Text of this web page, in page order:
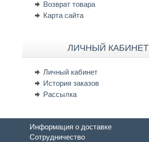
Возврат товара
Карта сайта
ЛИЧНЫЙ КАБИНЕТ
Личный кабинет
История заказов
Рассылка
Информация о доставке
Сотрудничество